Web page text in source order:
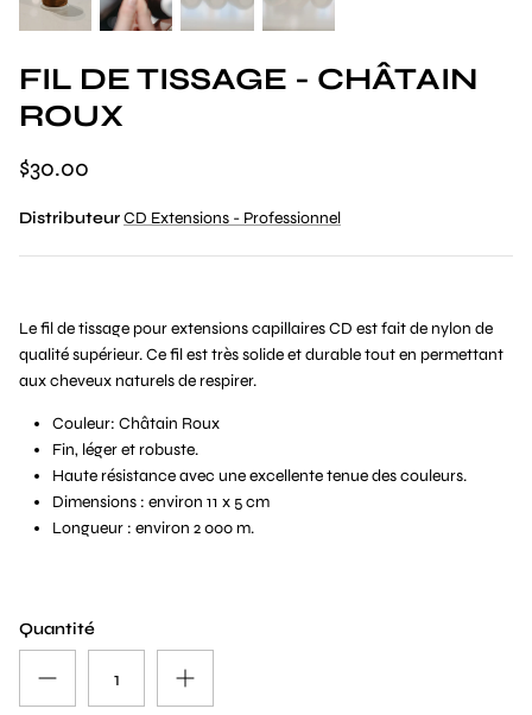
FIL DE TISSAGE - CHÂTAIN
ROUX
$30.00
DistributeurCD Extensions - Professionnel
Le fil de tissage pour extensions capillaires CD est fait de nylon de
qualité supérieur. Ce fil est très solide et durable tout en permettant
aux cheveux naturels de respirer.
Couleur: Châtain Roux
Fin, léger et robuste.
Haute résistance avec une excellente tenue des couleurs.
Dimensions : environ 11 x 5 cm
Longueur : environ 2 000 m.
Quantité